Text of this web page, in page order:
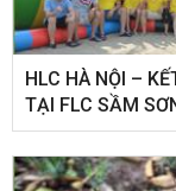
HLC HÀ NỘI –
TẠI FLC SẦM